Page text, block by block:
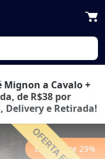
Mignon a Cavalo +
de R$38 por
Delivery e Retirada!
Economize 29%